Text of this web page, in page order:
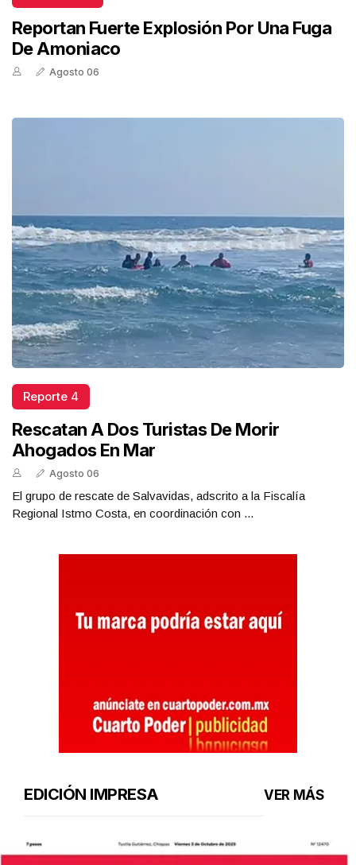
Reportan Fuerte Explosión Por Una Fuga
De Amoniaco
Agosto 06
Reporte 4
Rescatan A Dos Turistas De Morir
Ahogados En Mar
Agosto 06
El grupo de rescate de Salvavidas, adscrito a la Fiscalía
Regional Istmo Costa, en coordinación con ...
EDICIÓN IMPRESA VER MÁS